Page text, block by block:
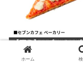
商品｢｢お店で焼いたハ
ィピザ マルゲリータ/
ホーム